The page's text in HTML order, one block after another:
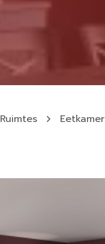
Ruimtes Eetkamer